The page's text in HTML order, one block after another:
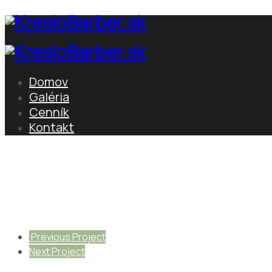
Domov
Galéria
Cenník
Kontakt
Previous Project
Next Project